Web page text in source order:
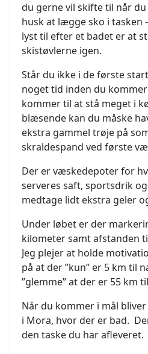
du gerne vil skifte til når
husk at lægge sko i tasken
lyst til efter et badet er at
skistøvlerne igen.
Står du ikke i de første
noget tid inden du
kommer til at stå meget i
blæsende kan du måske
ekstra gammel trøje på
skraldespand ved første
Der er væskedepoter for
serveres saft, sportsdrik
medtage lidt ekstra geler
Under løbet er der
kilometer samt afstanden
Jeg plejer at holde
på at der ”kun” er 5 km til
”glemme” at der er 55 km
Når du kommer i mål
i Mora, hvor der er bad.
den taske du har afleveret.